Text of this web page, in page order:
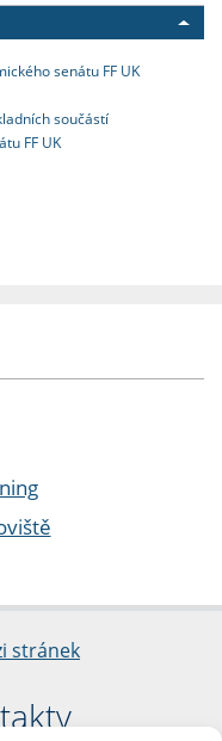
senátu FF UK
součástí
FF UK
stránek